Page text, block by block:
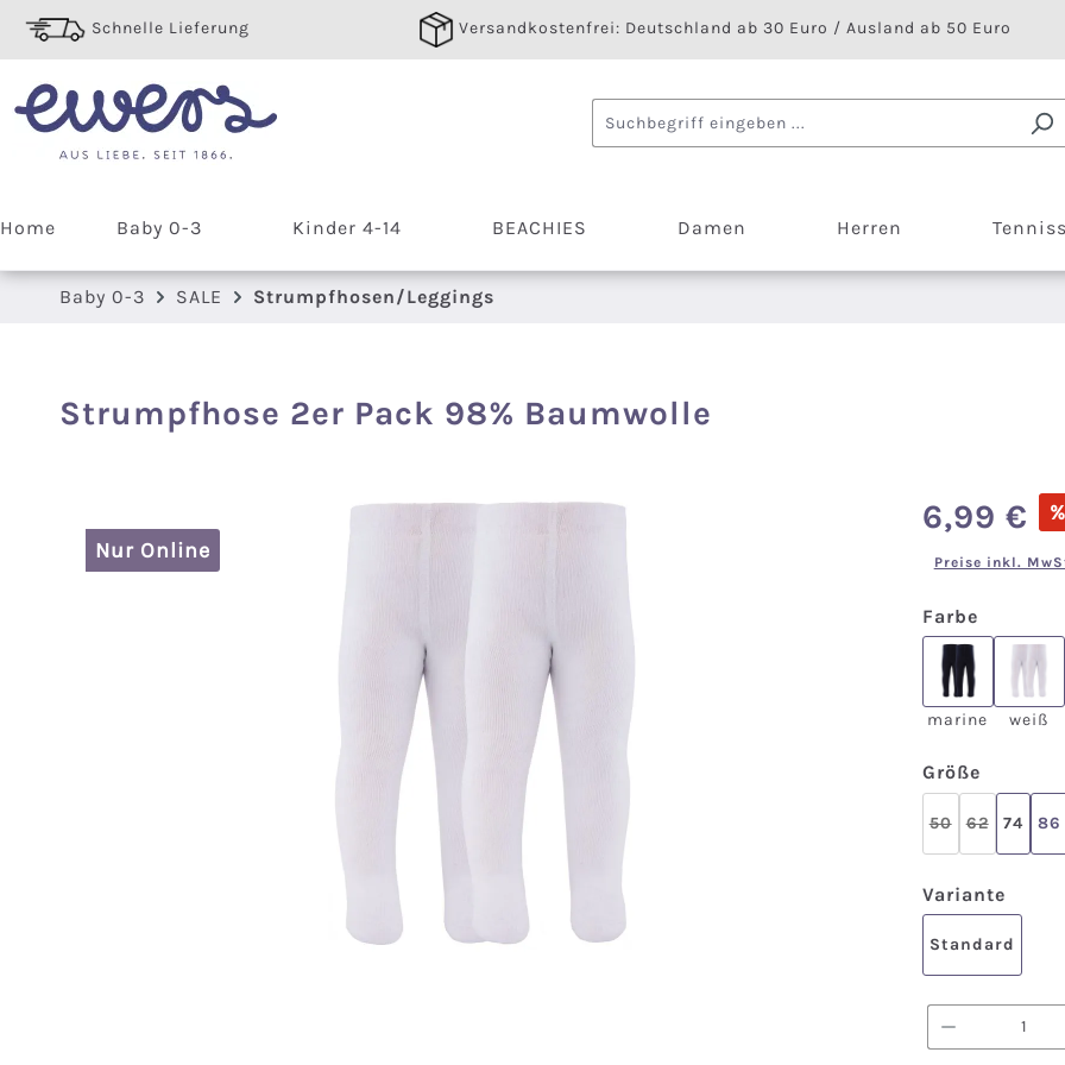
Hauptinhalt springen
Zur Suche springen
Zur Hauptnavigation springen
Schnelle Lieferung Versandkostenfrei: Deutschland ab 30 Euro / Ausland ab 50 Euro
Home Baby 0-3 Kinder 4-14 BEACHIES Damen Herren
Baby 0-3 SALE Strumpfhosen/Leggings
Strumpfhose 2er Pack 98% Baumwolle
Nur Online
Verkaufspreis:
6,99 € %
Preise inkl.
Farbe
marine
marine
weiß
weiß
Größe
50 62 74 86
Variante
Standard
Produkt